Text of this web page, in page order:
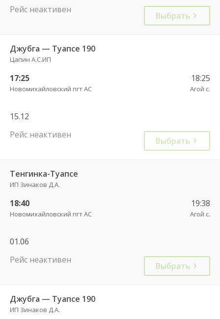
Рейс неактивен
Выбрать
Джубга — Туапсе 190
Цапин А.С.ИП
17:25
Новомихайловский пгт АС
18:25
Агой с.
15.12
Рейс неактивен
Выбрать
Тенгинка-Туапсе
ИП Зинаков Д.А.
18:40
Новомихайловский пгт АС
19:38
Агой с.
01.06
Рейс неактивен
Выбрать
Джубга — Туапсе 190
ИП Зинаков Д.А.